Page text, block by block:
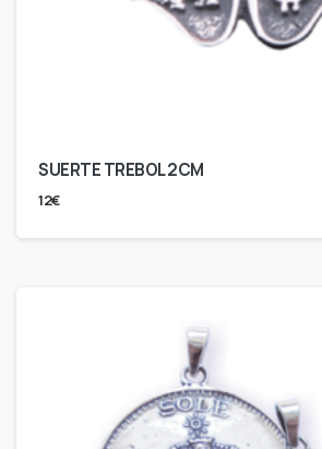
SUERTE TREBOL 2CM
12€